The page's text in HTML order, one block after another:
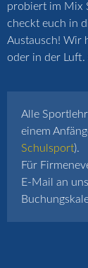
probiert im Mix
checkt euch in
Austausch! Wir
oder in der Luft.
Alle
einem
Schulsport).
Für
E-Mail an